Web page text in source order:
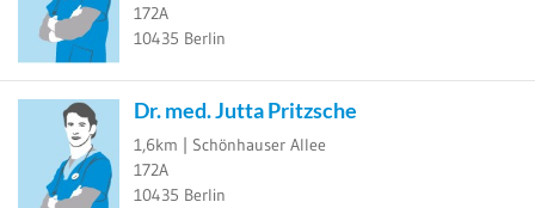
172A
10435 Berlin
Dr. med. Jutta Pritzsche
1,6km | Schönhauser Allee
172A
10435 Berlin